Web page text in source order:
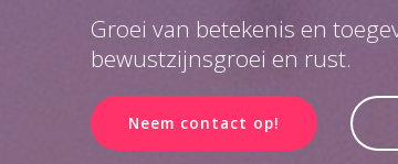
Groei van betekenis en
bewustzijnsgroei en rust.
Neem contact op!